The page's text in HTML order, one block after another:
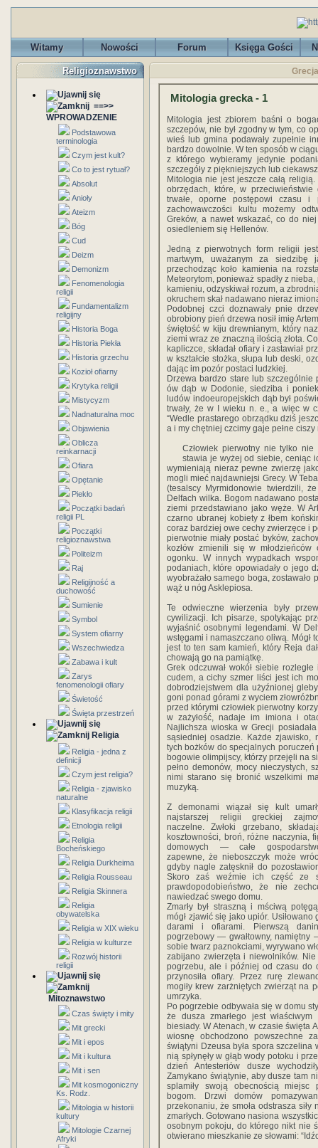
Witamy Nowości Forum Księga Gości
Religioznawstwo
==>>
WPROWADZENIE
Podstawowa
terminologia
Czym jest kult?
Co to jest rytuał?
Absolut
Anioły
Ateizm
Bóg
Cud
Deizm
Demonizm
Fenomenologia
religii
Fundamentalizm
religijny
Historia Boga
Historia Piekła
Historia grzechu
Kozioł ofiarny
Krytyka religii
Mistycyzm
Nadnaturalna moc
Objawienia
Oblicza
reinkarnacji
Ofiara
Opętanie
Piekło
Początki badań
religii PL
Początki
religioznawstwa
Politeizm
Raj
Religijność a
duchowość
Sumienie
Symbol
System ofiarny
Wszechwiedza
Zabawa i kult
Zarys
fenomenologii ofiary
Świetość
Święta przestrzeń
Religia
Religia - jedna z
definicji
Czym jest religia?
Religia - zjawisko
naturalne
Klasyfikacja religii
Etnologia religii
Religia
Bocheńskiego
Religia Durkheima
Religia Rousseau
Religia Skinnera
Religia
obywatelska
Religia w XIX wieku
Religia w kulturze
Rozwój historii
religii
Mitoznawstwo
Czas święty i mity
Mit grecki
Mit i epos
Mit i kultura
Mit i sen
Mit kosmogoniczny
Ks. Rodz.
Mitologia w historii
kultury
Mitologie Czarnej
Afryki
Mitologia grecka - 1
Mitologia jest zbiorem baśni o
szczepów, nie był zgodny w tym, co
wieś lub gmina podawały zupełnie
bardzo dowolnie. W ten sposób w
z którego wybieramy jedynie
szczegóły z piękniejszych lub
Mitologia nie jest jeszcze całą
obrzędach, które, w
trwałe, oporne postępowi czasu i
zachowawczości kultu możemy
Greków, a nawet wskazać, co do
osiedleniem się Hellenów.
Jedną z pierwotnych form religii
martwym, uważanym za siedzibę
przechodząc koło kamienia na
Meteorytom, ponieważ spadły z
kamieniu, odzyskiwał rozum, a
okruchem skał nadawano nieraz
Podobnej czci doznawały pnie
obrobiony pień drzewa nosił imię
świętość w kiju drewnianym, który
ziemi wraz ze znaczną ilością złota.
kapliczce, składał ofiary i zastawiał
w kształcie stożka, słupa lub deski,
dając im pozór postaci ludzkiej.
Drzewa bardzo stare lub szczególnie
ów dąb w Dodonie, siedziba i
ludów indoeuropejskich dąb był
trwały, że w I wieku n. e., a więc w
“Wedle prastarego obrządku dziś
a i my chętniej czcimy gaje pełne
Człowiek pierwotny nie tylko
stawia je wyżej od siebie, ceniąc
wymieniają nieraz pewne zwierzę
mogli mieć najdawniejsi Grecy. W
(tesalscy Myrmidonowie twierdzili,
Delfach wilka. Bogom nadawano
ziemi przedstawiano jako węże. W
czarno ubranej kobiety z łbem
coraz bardziej owe cechy zwierzęce i
pierwotnie miały postać byków,
kozłów zmienili się w
ogonku. W innych wypadkach
podaniach, które opowiadały o jego
wyobrażało samego boga,
wąż u nóg Asklepiosa.
Te odwieczne wierzenia były
cywilizacji. Ich pisarze, spotykając
wyjaśnić osobnymi legendami. W
wstęgami i namaszczano oliwą. Mógł
jest to ten sam kamień, który Reja
chowają go na pamiątkę.
Grek odczuwał wokół siebie
cudem, a cichy szmer liści jest ich
dobrodziejstwem dla użyźnionej
goni ponad górami z wyciem
przed którymi człowiek pierwotny
w zażyłość, nadaje im imiona i
Najlichsza wioska w Grecji
sąsiedniej osadzie. Każde zjawisko,
tych bożków do specjalnych
bogowie olimpijscy, którzy przejęli na
pełno demonów, mocy nieczystych,
nimi starano się bronić wszelkimi
muzyką.
Z demonami wiązał się kult
najstarszej religii greckiej
naczelne. Zwłoki grzebano,
kosztowności, broń, różne naczynia,
domowych — całe
zapewne, że nieboszczyk może
gdyby nagle zatęsknił do
Skoro zaś weźmie ich część ze
prawdopodobieństwo, że nie
nawiedzać swego domu.
Zmarły był straszną i mściwą
mógł zjawić się jako upiór. Usiłowano
darami i ofiarami. Pierwszą
pogrzebowy — gwałtowny, namiętny
sobie twarz paznokciami, wyrywano
zabijano zwierzęta i niewolników.
pogrzebu, ale i później od czasu do
przynosiła ofiary. Przez rurę
mogiły krew zarżniętych zwierząt na
umrzyka.
Po pogrzebie odbywała się w domu
że dusza zmarłego jest właściwym
biesiady. W Atenach, w czasie święta
wiosnę obchodzono powszechne
świątyni Dzeusa była spora szczelina
nią spłynęły w głąb wody potoku i
dzień Antesteriów dusze
Zamykano świątynie, aby dusze tam
splamiły swoją obecnością miejsc
bogom. Drzwi domów
przekonaniu, że smoła odstrasza
zmarłych. Gotowano nasiona
osobnym pokoju, do którego nikt nie
otwierano mieszkanie ze słowami: